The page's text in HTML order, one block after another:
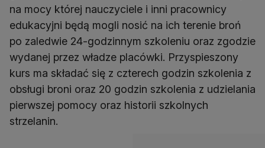
na mocy której nauczyciele i inni pracownicy
edukacyjni będą mogli nosić na ich terenie broń
po zaledwie 24-godzinnym szkoleniu oraz zgodzie
wydanej przez władze placówki. Przyspieszony
kurs ma składać się z czterech godzin szkolenia z
obsługi broni oraz 20 godzin szkolenia z udzielania
pierwszej pomocy oraz historii szkolnych
strzelanin.